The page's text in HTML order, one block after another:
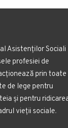
Asistenților Sociali
profesiei de
prin toate
de lege pentru
și pentru
vieții sociale.